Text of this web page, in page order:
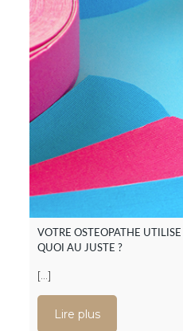
VOTRE OSTEOPATHE UTILISE
QUOI AU JUSTE ?
[…]
Lire plus